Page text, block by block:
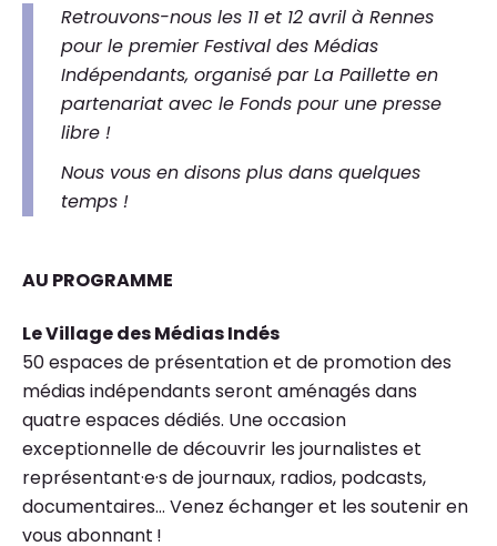
Retrouvons-nous les 11 et 12 avril à Rennes
pour le premier Festival des Médias
Indépendants, organisé par La Paillette en
partenariat avec le Fonds pour une presse
libre !
Nous vous en disons plus dans quelques
temps !
AU PROGRAMME
Le Village des Médias Indés
50 espaces de présentation et de promotion des
médias indépendants seront aménagés dans
quatre espaces dédiés. Une occasion
exceptionnelle de découvrir les journalistes et
représentant·e·s de journaux, radios, podcasts,
documentaires… Venez échanger et les soutenir en
vous abonnant !